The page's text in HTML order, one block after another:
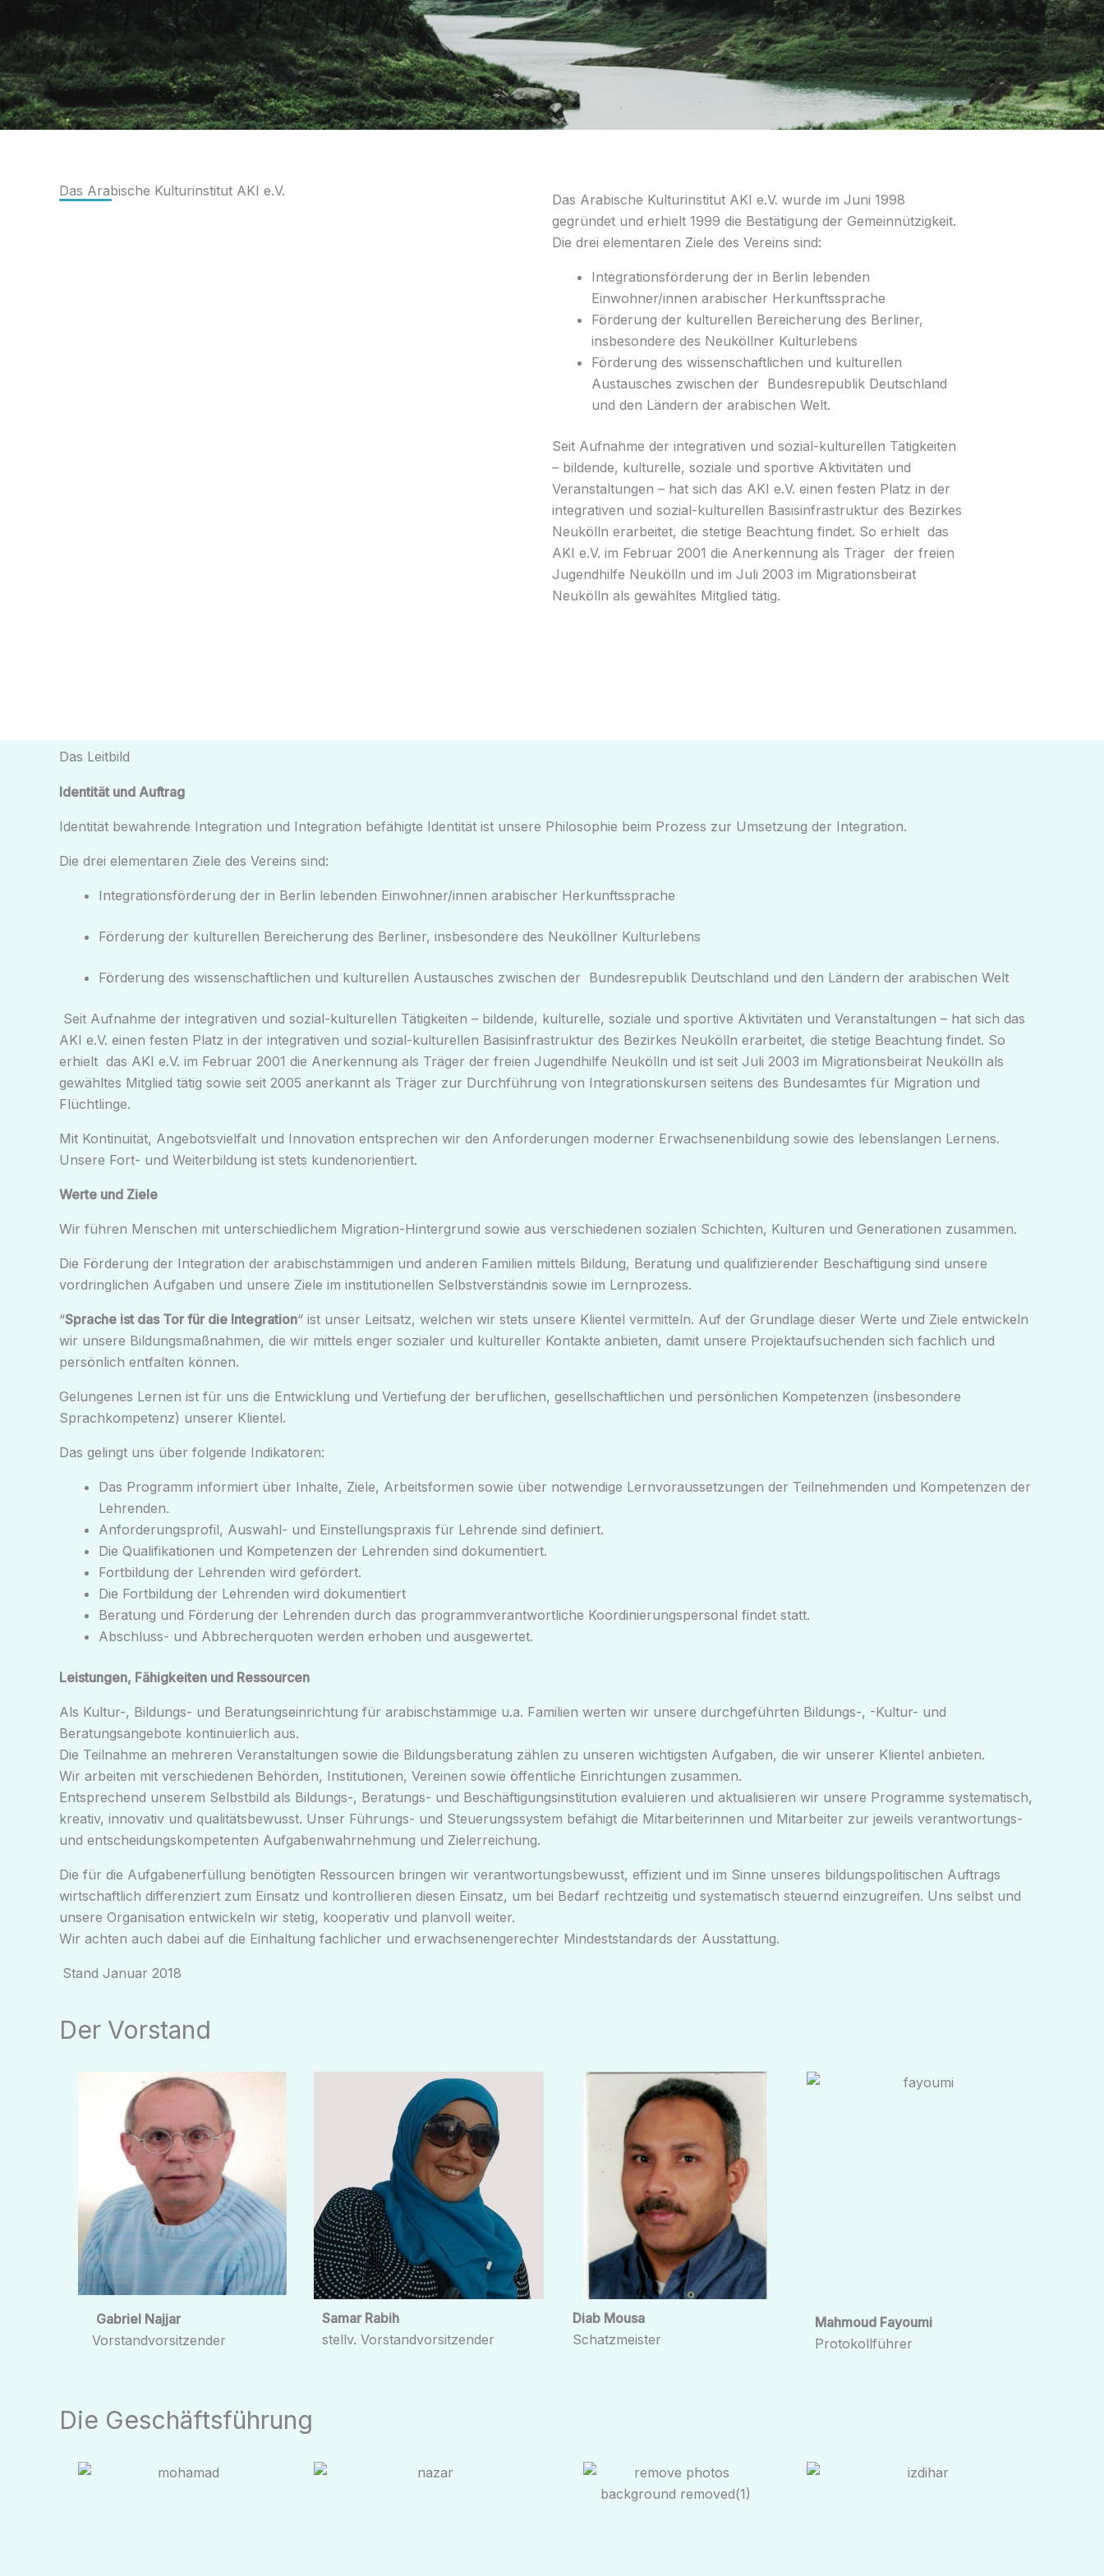
Das Arabische Kulturinstitut AKI e.V.
Das Arabische Kulturinstitut AKI e.V. wurde im Juni 1998
gegründet und erhielt 1999 die Bestätigung der Gemeinnützigkeit.
Die drei elementaren Ziele des Vereins sind:
Integrationsförderung der in Berlin lebenden
Einwohner/innen arabischer Herkunftssprache
Förderung der kulturellen Bereicherung des Berliner,
insbesondere des Neuköllner Kulturlebens
Förderung des wissenschaftlichen und kulturellen
Austausches zwischen der Bundesrepublik Deutschland
und den Ländern der arabischen Welt.
Seit Aufnahme der integrativen und sozial-kulturellen Tätigkeiten
– bildende, kulturelle, soziale und sportive Aktivitäten und
Veranstaltungen – hat sich das AKI e.V. einen festen Platz in der
integrativen und sozial-kulturellen Basisinfrastruktur des Bezirkes
Neukölln erarbeitet, die stetige Beachtung findet. So erhielt das
AKI e.V. im Februar 2001 die Anerkennung als Träger der freien
Jugendhilfe Neukölln und im Juli 2003 im Migrationsbeirat
Neukölln als gewähltes Mitglied tätig.
Das Leitbild
Identität und Auftrag
Identität bewahrende Integration und Integration befähigte Identität ist unsere Philosophie beim Prozess zur Umsetzung der Integration.
Die drei elementaren Ziele des Vereins sind:
Integrationsförderung der in Berlin lebenden Einwohner/innen arabischer Herkunftssprache
Förderung der kulturellen Bereicherung des Berliner, insbesondere des Neuköllner Kulturlebens
Förderung des wissenschaftlichen und kulturellen Austausches zwischen der Bundesrepublik Deutschland und den Ländern der arabischen Welt
Seit Aufnahme der integrativen und sozial-kulturellen Tätigkeiten – bildende, kulturelle, soziale und sportive Aktivitäten und Veranstaltungen – hat sich das
AKI e.V. einen festen Platz in der integrativen und sozial-kulturellen Basisinfrastruktur des Bezirkes Neukölln erarbeitet, die stetige Beachtung findet. So
erhielt das AKI e.V. im Februar 2001 die Anerkennung als Träger der freien Jugendhilfe Neukölln und ist seit Juli 2003 im Migrationsbeirat Neukölln als
gewähltes Mitglied tätig sowie seit 2005 anerkannt als Träger zur Durchführung von Integrationskursen seitens des Bundesamtes für Migration und
Flüchtlinge.
Mit Kontinuität, Angebotsvielfalt und Innovation entsprechen wir den Anforderungen moderner Erwachsenenbildung sowie des lebenslangen Lernens.
Unsere Fort- und Weiterbildung ist stets kundenorientiert.
Werte und Ziele
Wir führen Menschen mit unterschiedlichem Migration-Hintergrund sowie aus verschiedenen sozialen Schichten, Kulturen und Generationen zusammen.
Die Förderung der Integration der arabischstämmigen und anderen Familien mittels Bildung, Beratung und qualifizierender Beschäftigung sind unsere
vordringlichen Aufgaben und unsere Ziele im institutionellen Selbstverständnis sowie im Lernprozess.
“Sprache ist das Tor für die Integration“ ist unser Leitsatz, welchen wir stets unsere Klientel vermitteln. Auf der Grundlage dieser Werte und Ziele entwickeln
wir unsere Bildungsmaßnahmen, die wir mittels enger sozialer und kultureller Kontakte anbieten, damit unsere Projektaufsuchenden sich fachlich und
persönlich entfalten können.
Gelungenes Lernen ist für uns die Entwicklung und Vertiefung der beruflichen, gesellschaftlichen und persönlichen Kompetenzen (insbesondere
Sprachkompetenz) unserer Klientel.
Das gelingt uns über folgende Indikatoren:
Das Programm informiert über Inhalte, Ziele, Arbeitsformen sowie über notwendige Lernvoraussetzungen der Teilnehmenden und Kompetenzen der
Lehrenden.
Anforderungsprofil, Auswahl- und Einstellungspraxis für Lehrende sind definiert.
Die Qualifikationen und Kompetenzen der Lehrenden sind dokumentiert.
Fortbildung der Lehrenden wird gefördert.
Die Fortbildung der Lehrenden wird dokumentiert
Beratung und Förderung der Lehrenden durch das programmverantwortliche Koordinierungspersonal findet statt.
Abschluss- und Abbrecherquoten werden erhoben und ausgewertet.
Leistungen, Fähigkeiten und Ressourcen
Als Kultur-, Bildungs- und Beratungseinrichtung für arabischstämmige u.a. Familien werten wir unsere durchgeführten Bildungs-, -Kultur- und
Beratungsangebote kontinuierlich aus.
Die Teilnahme an mehreren Veranstaltungen sowie die Bildungsberatung zählen zu unseren wichtigsten Aufgaben, die wir unserer Klientel anbieten.
Wir arbeiten mit verschiedenen Behörden, Institutionen, Vereinen sowie öffentliche Einrichtungen zusammen.
Entsprechend unserem Selbstbild als Bildungs-, Beratungs- und Beschäftigungsinstitution evaluieren und aktualisieren wir unsere Programme systematisch,
kreativ, innovativ und qualitätsbewusst. Unser Führungs- und Steuerungssystem befähigt die Mitarbeiterinnen und Mitarbeiter zur jeweils verantwortungs-
und entscheidungskompetenten Aufgabenwahrnehmung und Zielerreichung.
Die für die Aufgabenerfüllung benötigten Ressourcen bringen wir verantwortungsbewusst, effizient und im Sinne unseres bildungspolitischen Auftrags
wirtschaftlich differenziert zum Einsatz und kontrollieren diesen Einsatz, um bei Bedarf rechtzeitig und systematisch steuernd einzugreifen. Uns selbst und
unsere Organisation entwickeln wir stetig, kooperativ und planvoll weiter.
Wir achten auch dabei auf die Einhaltung fachlicher und erwachsenengerechter Mindeststandards der Ausstattung.
Stand Januar 2018
Der Vorstand
Gabriel Najjar
Vorstandvorsitzender
Samar Rabih
stellv. Vorstandvorsitzender
Diab Mousa
Schatzmeister
Mahmoud Fayoumi
Protokollführer
Die Geschäftsführung